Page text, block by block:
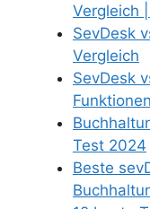
Vergleich
SevDesk
Vergleich
SevDesk
Test 2024
Beste